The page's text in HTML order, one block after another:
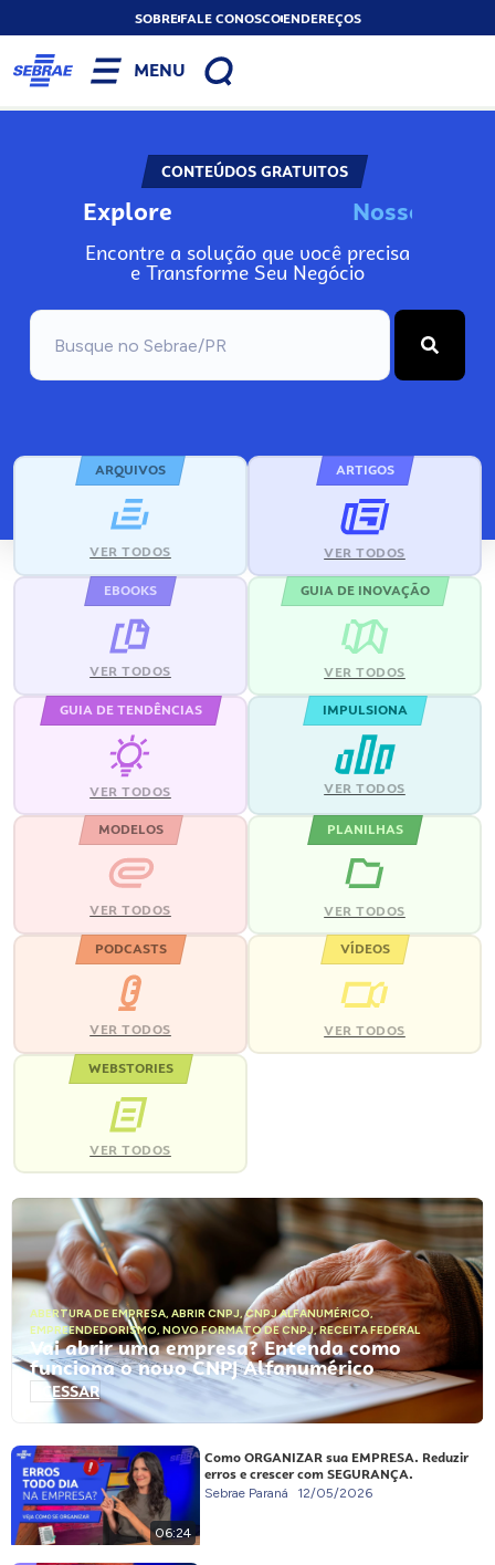
SOBREFALE CONOSCOENDEREÇOS
MENU
CONTEÚDOS GRATUITOS
Explore No
Encontre a solução que você precisa
e Transforme Seu Negócio
ARQUIVOS
VER TODOS
ARTIGOS
VER TODOS
EBOOKS
VER TODOS
GUIA DE INOVAÇÃO
VER TODOS
GUIA DE TENDÊNCIAS
VER TODOS
IMPULSIONA
VER TODOS
MODELOS
VER TODOS
PLANILHAS
VER TODOS
PODCASTS
VER TODOS
VÍDEOS
VER TODOS
WEBSTORIES
VER TODOS
ABERTURA DE EMPRESA, ABRIR CNPJ,CNPJ ALFANUMÉRICO,
EMPREENDEDORISMO, NOVO FORMATO DE CNPJ,RECEITA FEDERAL
Vai abrir uma empresa? Entenda como
funciona o novo CNPJ Alfanumérico
ACESSAR
06:24
Como ORGANIZAR sua EMPRESA. Reduzir
erros e crescer com SEGURANÇA.
Sebrae Paraná 12/05/2026